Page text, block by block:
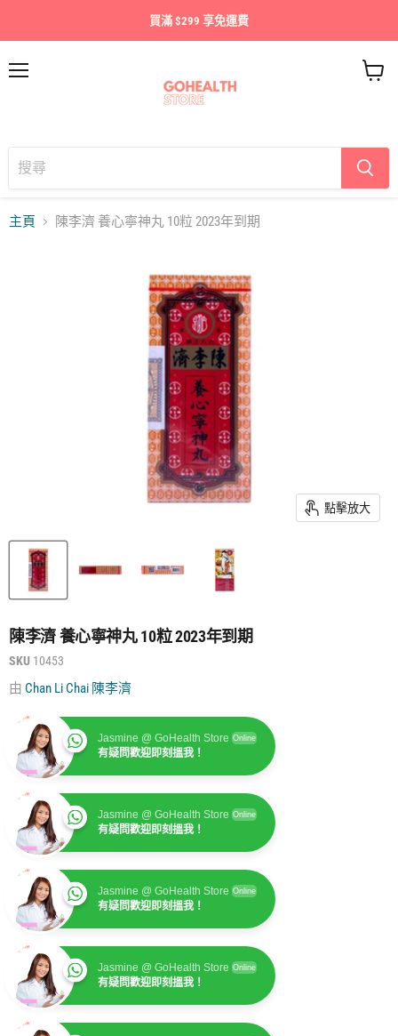
買滿 $299 享免運費
車
主頁 陳李濟 養心寧神丸 10粒 2023年到期
點擊放大
陳李濟 養心寧神丸 10粒 2023年到期
SKU 10453
由 Chan Li Chai 陳李濟
Jasmine @ GoHealth Store Online
有疑問歡迎即刻搵我！
Jasmine @ GoHealth Store Online
有疑問歡迎即刻搵我！
Jasmine @ GoHealth Store Online
有疑問歡迎即刻搵我！
Jasmine @ GoHealth Store Online
有疑問歡迎即刻搵我！